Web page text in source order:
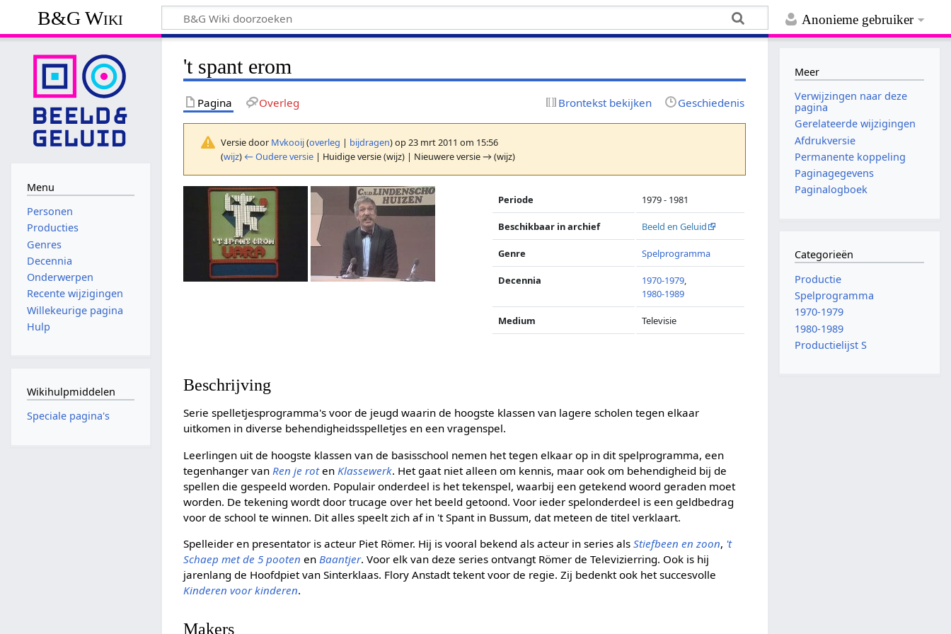
Anonieme gebruiker
B&G Wiki
't spant erom
Pagina Overleg Brontekst bekijken Geschiedenis
Versie door Mvkooij(overleg | bijdragen)op 23 mrt 2011 om 15:56
(wijz) ← Oudere versie | Huidige versie (wijz) | Nieuwere versie → (wijz)
Periode 1979 - 1981
Beschikbaar in archief Beeld en Geluid
Genre Spelprogramma
Decennia 1970-1979,
1980-1989
Medium Televisie
Beschrijving
Serie spelletjesprogramma's voor de jeugd waarin de hoogste klassen van lagere scholen tegen elkaar
uitkomen in diverse behendigheidsspelletjes en een vragenspel.
Leerlingen uit de hoogste klassen van de basisschool nemen het tegen elkaar op in dit spelprogramma, een
tegenhanger van Ren je roten Klassewerk. Het gaat niet alleen om kennis, maar ook om behendigheid bij de
spellen die gespeeld worden. Populair onderdeel is het tekenspel, waarbij een getekend woord geraden moet
worden. De tekening wordt door trucage over het beeld getoond. Voor ieder spelonderdeel is een geldbedrag
voor de school te winnen. Dit alles speelt zich af in 't Spant in Bussum, dat meteen de titel verklaart.
Spelleider en presentator is acteur Piet Römer. Hij is vooral bekend als acteur in series alsStiefbeen en zoon, 't
Schaep met de 5 pooten en Baantjer. Voor elk van deze series ontvangt Römer de Televizierring. Ook is hij
jarenlang de Hoofdpiet van Sinterklaas. Flory Anstadt tekent voor de regie. Zij bedenkt ook het succesvolle
Kinderen voor kinderen.
Makers
Menu
Personen
Producties
Genres
Decennia
Onderwerpen
Recente wijzigingen
Willekeurige pagina
Hulp
Wikihulpmiddelen
Speciale pagina's
Meer
Verwijzingen naar deze
pagina
Gerelateerde wijzigingen
Afdrukversie
Permanente koppeling
Paginagegevens
Paginalogboek
Categorieën
Productie
Spelprogramma
1970-1979
1980-1989
Productielijst S